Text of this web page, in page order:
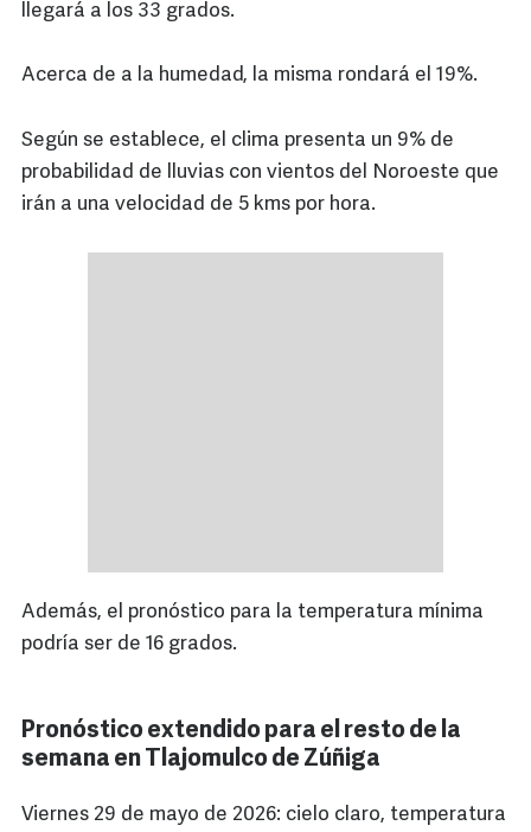
llegará a los 33 grados.
Acerca de a la humedad, la misma rondará el 19%.
Según se establece, el clima presenta un 9% de
probabilidad de lluvias con vientos del Noroeste que
irán a una velocidad de 5 kms por hora.
Además, el pronóstico para la temperatura mínima
podría ser de 16 grados.
Pronóstico extendido para el resto de la
semana en Tlajomulco de Zúñiga
Viernes 29 de mayo de 2026: cielo claro, temperatura